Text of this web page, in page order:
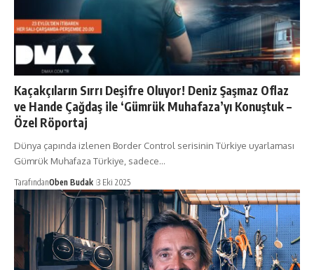
Kaçakçıların Sırrı Deşifre Oluyor! Deniz Şaşmaz Oflaz
ve Hande Çağdaş ile ‘Gümrük Muhafaza’yı Konuştuk –
Özel Röportaj
Dünya çapında izlenen Border Control serisinin Türkiye uyarlaması
Gümrük Muhafaza Türkiye, sadece…
TarafındanOben Budak 3 Eki 2025